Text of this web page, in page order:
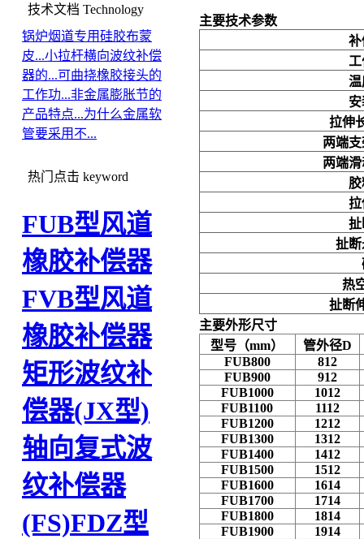
技术文档 Technology
锅炉烟道专用硅胶布蒙
皮...小拉杆横向波纹补偿
器的...可曲挠橡胶接头的
工作功...非金属膨胀节的
产品特点...为什么金属软
管要采用不...
热门点击 keyword
FUB型风道
橡胶补偿器
FVB型风道
橡胶补偿器
矩形波纹补
偿器(JX型)
轴向复式波
纹补偿器
(FS)FDZ型
主要技术参数
拉伸
两端
两端
扯
热
扯断
主要外形尺寸
型号（mm）
管外径D
FUB800
812
FUB900
912
FUB1000
1012
FUB1100
1112
FUB1200
1212
FUB1300
1312
FUB1400
1412
FUB1500
1512
FUB1600
1614
FUB1700
1714
FUB1800
1814
FUB1900
1914